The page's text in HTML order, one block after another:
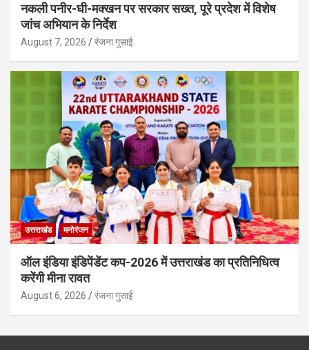
नकली पनीर-घी-मक्खन पर सरकार सख्त, पूरे प्रदेश में विशेष
जांच अभियान के निर्देश
August 7, 2026 रंजना गुसाई
उत्तराखंड मनोरंजन
ऑल इंडिया इंडिपेंडेंट कप-2026 में उत्तराखंड का प्रतिनिधित्व
करेंगी मीना रावत
August 6, 2026 रंजना गुसाई